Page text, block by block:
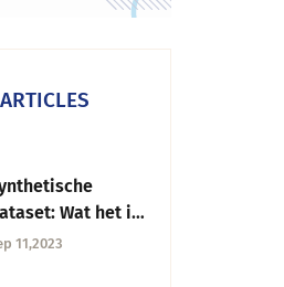
Wat het is,
+
11,2023